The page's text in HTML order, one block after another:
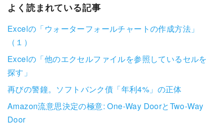
よく読まれている記事
Excelの「ウォーターフォールチャートの作成方法」
（１）
Excelの「他のエクセルファイルを参照しているセルを
探す」
再びの警鐘。ソフトバンク債「年利4%」の正体
Amazon流意思決定の極意: One-Way DoorとTwo-Way
Door